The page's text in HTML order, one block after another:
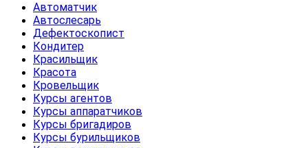
Автоматчик
Автослесарь
Дефектоскопист
Кондитер
Красильщик
Красота
Кровельщик
Курсы агентов
Курсы аппаратчиков
Курсы бригадиров
Курсы бурильщиков